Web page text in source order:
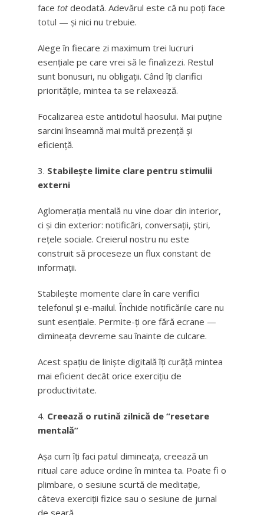
face totdeodată. Adevărul este că nu poți face
totul — și nici nu trebuie.
Alege în fiecare zi maximum trei lucruri
esențiale pe care vrei să le finalizezi. Restul
sunt bonusuri, nu obligații. Când îți clarifici
prioritățile, mintea ta se relaxează.
Focalizarea este antidotul haosului. Mai puține
sarcini înseamnă mai multă prezență și
eficiență.
Stabilește limite clare pentru stimulii
externi
Aglomerația mentală nu vine doar din interior,
ci și din exterior: notificări, conversații, știri,
rețele sociale. Creierul nostru nu este
construit să proceseze un flux constant de
informații.
Stabilește momente clare în care verifici
telefonul și e-mailul. Închide notificările care nu
sunt esențiale. Permite-ți ore fără ecrane —
dimineața devreme sau înainte de culcare.
Acest spațiu de liniște digitală îți curăță mintea
mai eficient decât orice exercițiu de
productivitate.
Creează o rutină zilnică de “resetare
mentală”
Așa cum îți faci patul dimineața, creează un
ritual care aduce ordine în mintea ta. Poate fi o
plimbare, o sesiune scurtă de meditație,
câteva exerciții fizice sau o sesiune de jurnal
de seară.